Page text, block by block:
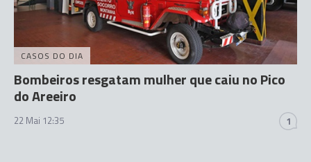
CASOS DO DIA
Bombeiros resgatam mulher que caiu no Pico
do Areeiro
22 Mai 12:35 1